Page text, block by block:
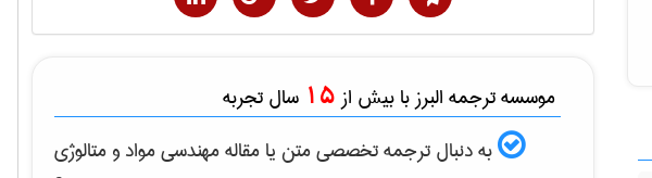
موسسه ترجمه البرز با بیش از 15 سال تجربه
به دنبال ترجمه تخصصی متن یا مقالهمهندسی مواد و متالوژی